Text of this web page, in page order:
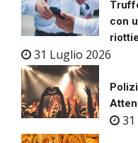
con
31 Luglio 2026